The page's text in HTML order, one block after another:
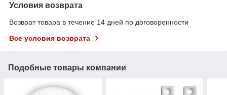
Условия возврата
Возврат товара в течение 14 дней по договоренности
Все условия возврата
Подобные товары компании